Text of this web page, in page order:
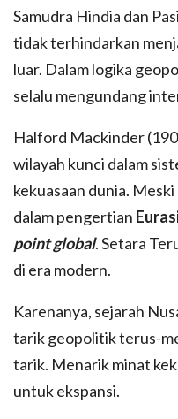
Samudra Hindia dan
tidak terhindarkan
luar. Dalam logika
selalu mengundang
Halford Mackinder
wilayah kunci dalam
kekuasaan dunia.
dalam pengertian
point global. Setara
di era modern.
Karenanya, sejarah
tarik geopolitik terus-
tarik. Menarik minat
untuk ekspansi.